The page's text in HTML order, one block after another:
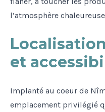
l’atmosphère
et
Implanté au coeur de
emplacement privilégié